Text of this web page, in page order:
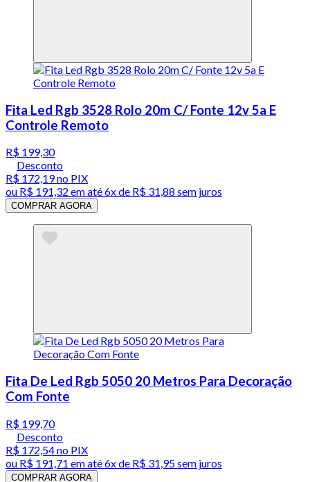
Fita Led Rgb 3528 Rolo 20m C/ Fonte 12v 5a E
Controle Remoto
R$ 199,30
Desconto
R$ 172,19no PIX
ou R$ 191,32 em até6x de R$ 31,88 sem juros
COMPRAR AGORA
Fita De Led Rgb 5050 20 Metros Para Decoração
Com Fonte
R$ 199,70
Desconto
R$ 172,54no PIX
ou R$ 191,71 em até6x de R$ 31,95 sem juros
COMPRAR AGORA